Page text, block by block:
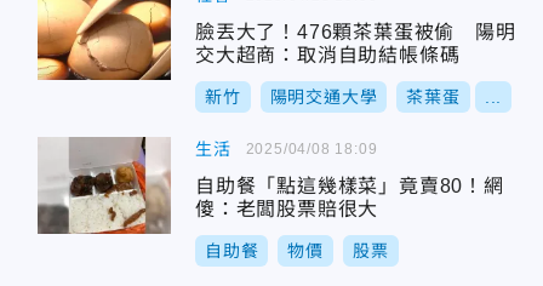
臉丟大了！476顆茶葉蛋被偷 陽明
交大超商：取消自助結帳條碼
新竹 陽明交通大學 茶葉蛋
生活
自助餐「點這幾樣菜」竟賣80！網
傻：老闆股票賠很大
自助餐 物價 股票
2025/04/08 18:09